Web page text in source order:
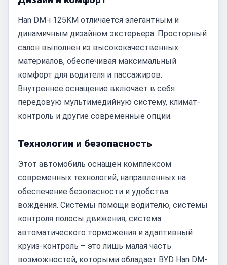
Han DM-i 125KM отличается элегантным и
динамичным дизайном экстерьера. Просторный
салон выполнен из высококачественных
материалов, обеспечивая максимальный
комфорт для водителя и пассажиров.
Внутреннее оснащение включает в себя
передовую мультимедийную систему, климат-
контроль и другие современные опции.
Технологии и безопасность
Этот автомобиль оснащен комплексом
современных технологий, направленных на
обеспечение безопасности и удобства
вождения. Системы помощи водителю, системы
контроля полосы движения, система
автоматического торможения и адаптивный
круиз-контроль – это лишь малая часть
возможностей, которыми обладает BYD Han DM-